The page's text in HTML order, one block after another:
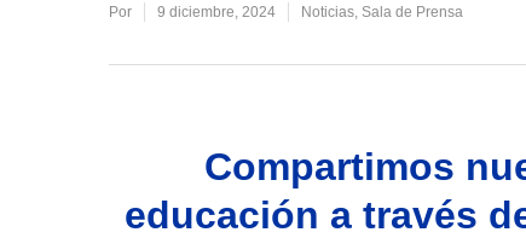
Por 9 diciembre, 2024 Noticias, Sala de Prensa
Compartimos
educación a través